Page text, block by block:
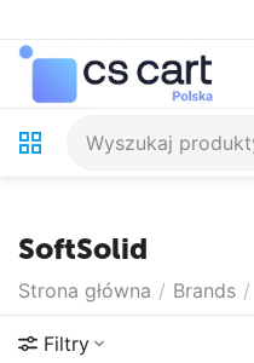
SoftSolid
Strona główna / Brands /
Filtry